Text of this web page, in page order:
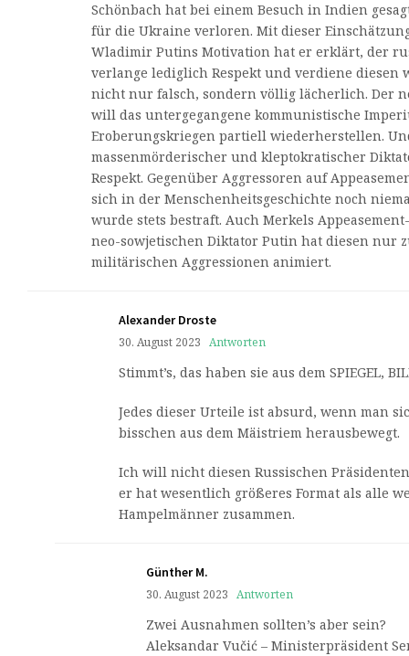
Schönbach hat bei einem Besuch in Indien
für die Ukraine verloren. Mit dieser
Wladimir Putins Motivation hat er erklärt, der
verlange lediglich Respekt und verdiene diesen
nicht nur falsch, sondern völlig lächerlich. Der
will das untergegangene kommunistische
Eroberungskriegen partiell wiederherstellen.
massenmörderischer und kleptokratischer
Respekt. Gegenüber Aggressoren auf
sich in der Menschenheitsgeschichte noch
wurde stets bestraft. Auch Merkels
neo-sowjetischen Diktator Putin hat diesen nur
militärischen Aggressionen animiert.
Alexander Droste
30. August 2023 Antworten
Stimmt’s, das haben sie aus dem SPIEGEL,
Jedes dieser Urteile ist absurd, wenn man
bisschen aus dem Mäistriem herausbewegt.
Ich will nicht diesen Russischen
er hat wesentlich größeres Format als alle
Hampelmänner zusammen.
Günther M.
30. August 2023 Antworten
Zwei Ausnahmen sollten’s aber sein?
Aleksandar Vučić – Ministerpräsident